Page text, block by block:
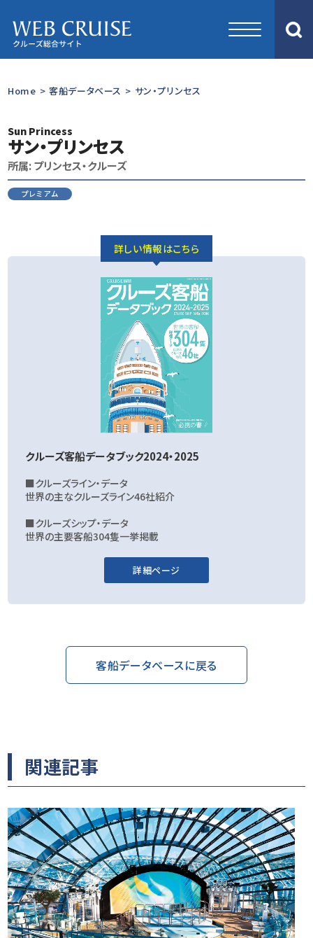
Home > 客船データベース > サン・プリンセス
Sun Princess
サン・プリンセス
所属: プリンセス・クルーズ
プレミアム
詳しい情報はこちら
クルーズ客船データブック2024・2025
■クルーズライン・データ
世界の主なクルーズライン46社紹介
■クルーズシップ・データ
世界の主要客船304隻一挙掲載
詳細ページ
客船データベースに戻る
関連記事